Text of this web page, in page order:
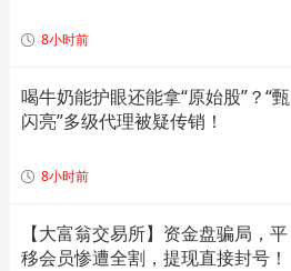
8小时前
喝牛奶能护眼还能拿“原始股”？“甄
闪亮”多级代理被疑传销！
8小时前
【大富翁交易所】资金盘骗局，平
移会员惨遭全割，提现直接封号！